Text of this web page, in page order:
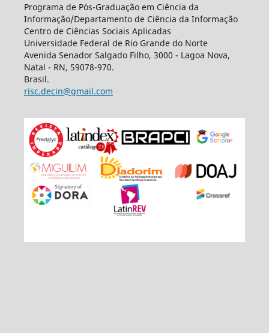
Programa de Pós-Graduação em Ciência da
Informação/Departamento de Ciência da Informação
Centro de Ciências Sociais Aplicadas
Universidade Federal de Rio Grande do Norte
Avenida Senador Salgado Filho, 3000 - Lagoa Nova,
Natal - RN, 59078-970.
Brasil.
risc.decin@gmail.com